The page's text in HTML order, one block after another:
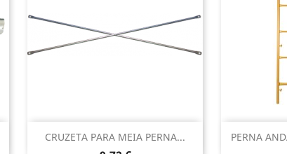
CRUZETA PARA MEIA PERNA...
 Vista rápida PERNA